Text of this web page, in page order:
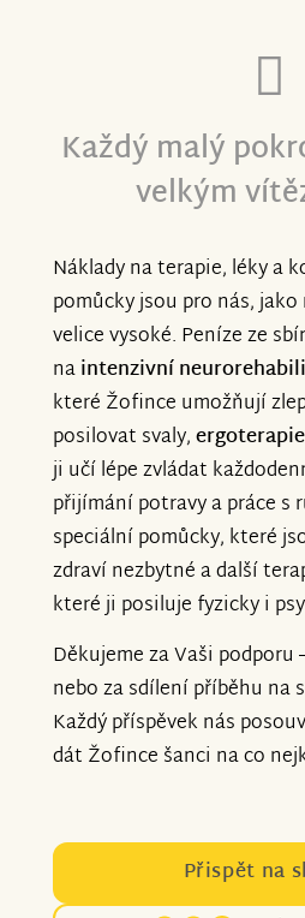
Každý malý
velkým
Náklady na terapie, léky a
pomůcky jsou pro nás,
velice vysoké. Peníze ze
naintenzivní
které Žofince umožňují
posilovat svaly,
ji učí lépe zvládat
přijímání potravy a práce s
speciální pomůcky, které
zdraví nezbytné a další
které ji posiluje fyzicky i
Děkujeme za Vaši
nebo za sdílení příběhu na
Každý příspěvek nás
dát Žofince šanci na co
Přispět na